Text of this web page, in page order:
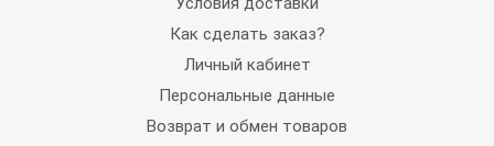
Как сделать заказ?
Личный кабинет
Персональные данные
Возврат и обмен товаров